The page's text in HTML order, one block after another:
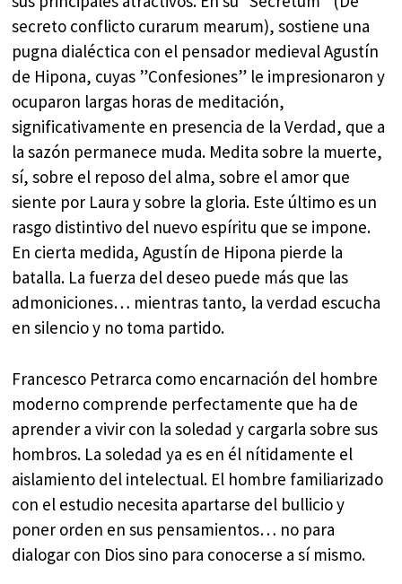
secreto conflicto curarum mearum), sostiene una
pugna dialéctica con el pensador medieval Agustín
de Hipona, cuyas ”Confesiones” le impresionaron y
ocuparon largas horas de meditación,
significativamente en presencia de la Verdad, que a
la sazón permanece muda. Medita sobre la muerte,
sí, sobre el reposo del alma, sobre el amor que
siente por Laura y sobre la gloria. Este último es un
rasgo distintivo del nuevo espíritu que se impone.
En cierta medida, Agustín de Hipona pierde la
batalla. La fuerza del deseo puede más que las
admoniciones… mientras tanto, la verdad escucha
en silencio y no toma partido.
Francesco Petrarca como encarnación del hombre
moderno comprende perfectamente que ha de
aprender a vivir con la soledad y cargarla sobre sus
hombros. La soledad ya es en él nítidamente el
aislamiento del intelectual. El hombre familiarizado
con el estudio necesita apartarse del bullicio y
poner orden en sus pensamientos… no para
dialogar con Dios sino para conocerse a sí mismo.